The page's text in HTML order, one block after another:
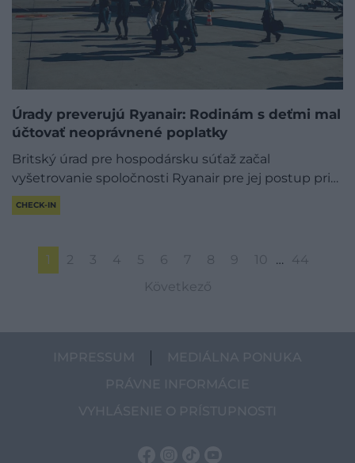
Úrady preverujú Ryanair: Rodinám s deťmi mal
účtovať neoprávnené poplatky
Britský úrad pre hospodársku súťaž začal
vyšetrovanie spoločnosti Ryanair pre jej postup pri…
CHECK-IN
1 2 3 4 5 6 7 8 9 10 …
44
Következő